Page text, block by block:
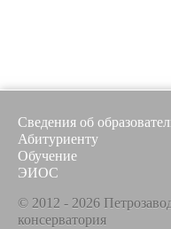
Сведения об
Абитуриенту
Обучение
ЭИОС
© 2012 - 2026
консерватория